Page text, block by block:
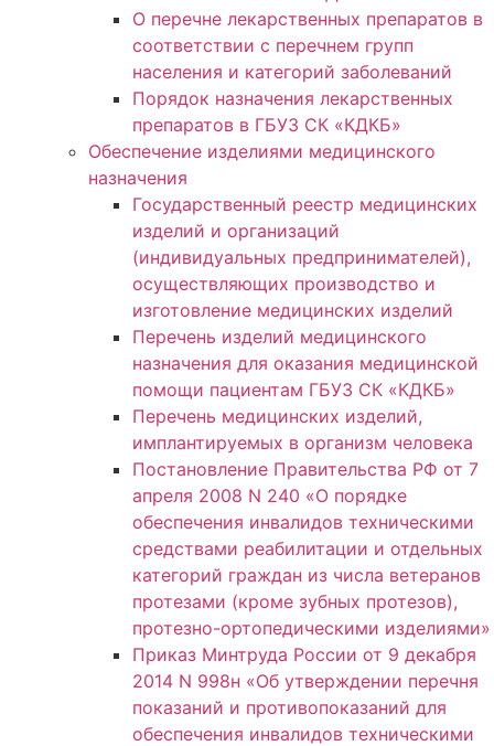
О перечне лекарственных препаратов в
соответствии с перечнем групп
населения и категорий заболеваний
Порядок назначения лекарственных
препаратов в ГБУЗ СК «КДКБ»
Обеспечение изделиями медицинского
назначения
Государственный реестр медицинских
изделий и организаций
(индивидуальных предпринимателей),
осуществляющих производство и
изготовление медицинских изделий
Перечень изделий медицинского
назначения для оказания медицинской
помощи пациентам ГБУЗ СК «КДКБ»
Перечень медицинских изделий,
имплантируемых в организм человека
Постановление Правительства РФ от 7
апреля 2008 N 240 «О порядке
обеспечения инвалидов техническими
средствами реабилитации и отдельных
категорий граждан из числа ветеранов
протезами (кроме зубных протезов),
протезно-ортопедическими изделиями»
Приказ Минтруда России от 9 декабря
2014 N 998н «Об утверждении перечня
показаний и противопоказаний для
обеспечения инвалидов техническими